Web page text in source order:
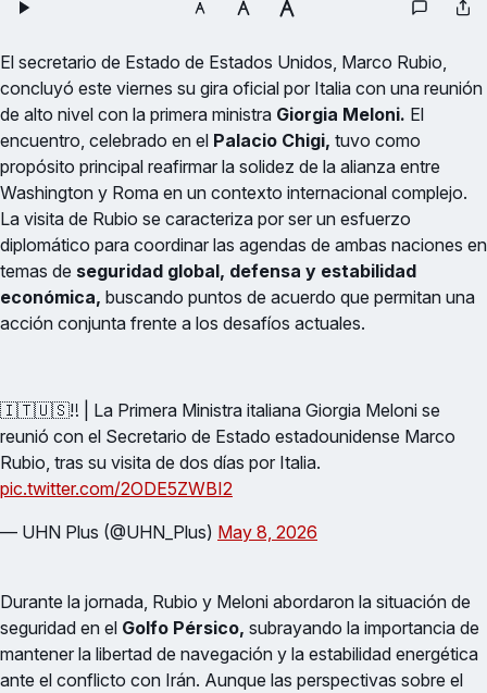
El secretario de Estado de Estados Unidos, Marco Rubio,
concluyó este viernes su gira oficial por Italia con una reunión
de alto nivel con la primera ministra Giorgia Meloni. El
encuentro, celebrado en el Palacio Chigi, tuvo como
propósito principal reafirmar la solidez de la alianza entre
Washington y Roma en un contexto internacional complejo.
La visita de Rubio se caracteriza por ser un esfuerzo
diplomático para coordinar las agendas de ambas naciones en
temas de seguridad global, defensa y estabilidad
económica, buscando puntos de acuerdo que permitan una
acción conjunta frente a los desafíos actuales.
🇮🇹🇺🇸‼️ | La Primera Ministra italiana Giorgia Meloni se
reunió con el Secretario de Estado estadounidense Marco
Rubio, tras su visita de dos días por Italia.
pic.twitter.com/2ODE5ZWBI2
— UHN Plus (@UHN_Plus) May 8, 2026
Durante la jornada, Rubio y Meloni abordaron la situación de
seguridad en el Golfo Pérsico, subrayando la importancia de
mantener la libertad de navegación y la estabilidad energética
ante el conflicto con Irán. Aunque las perspectivas sobre el